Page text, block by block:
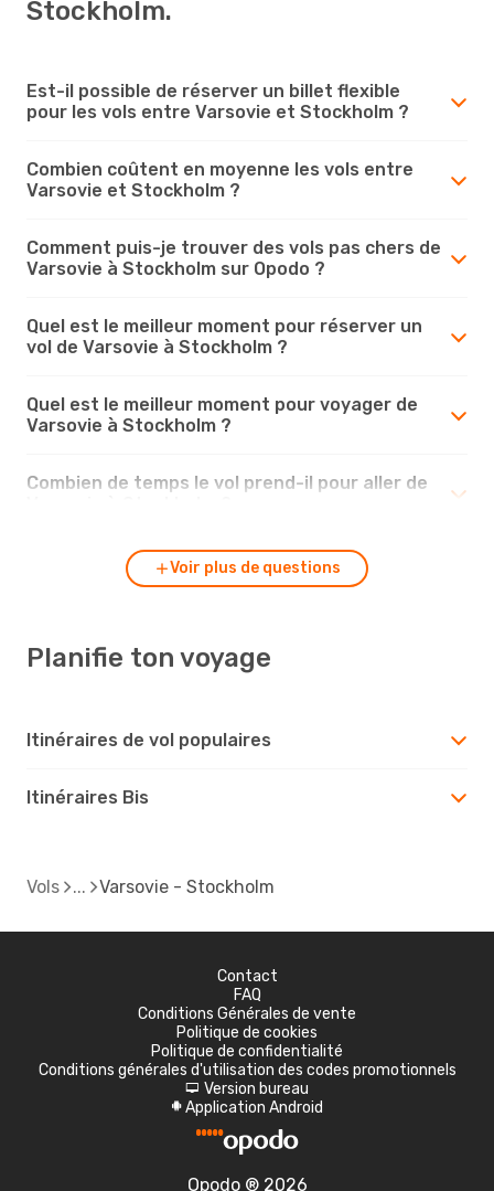
Stockholm.
Est-il possible de réserver un billet flexible
pour les vols entre Varsovie et Stockholm ?
Combien coûtent en moyenne les vols entre
Varsovie et Stockholm ?
Comment puis-je trouver des vols pas chers de
Varsovie à Stockholm sur Opodo ?
Quel est le meilleur moment pour réserver un
vol de Varsovie à Stockholm ?
Quel est le meilleur moment pour voyager de
Varsovie à Stockholm ?
Combien de temps le vol prend-il pour aller de
Voir plus de questions
Planifie ton voyage
Itinéraires de vol populaires
Itinéraires Bis
Vols Varsovie - Stockholm
Contact
FAQ
Conditions Générales de vente
Politique de cookies
Politique de confidentialité
Conditions générales d'utilisation des codes promotionnels
d Version bureau
A Application Android
Opodo ® 2026